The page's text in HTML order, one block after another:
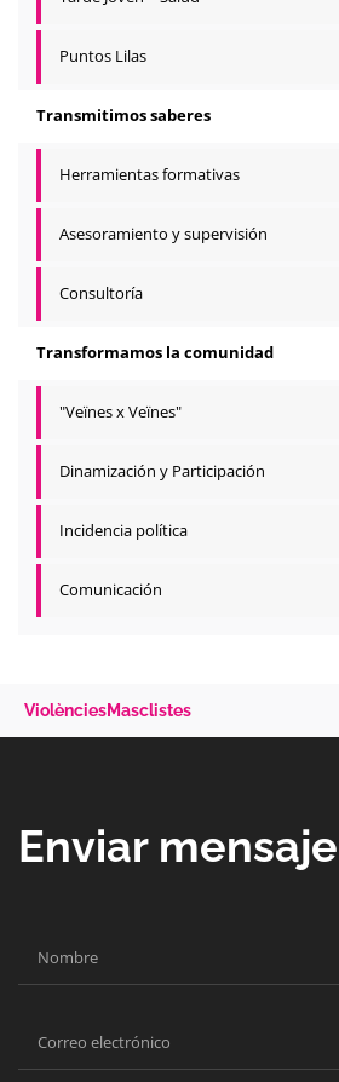
Puntos Lilas
Transmitimos saberes
Herramientas formativas
Asesoramiento y supervisión
Consultoría
Transformamos la comunidad
"Veïnes x Veïnes"
Dinamización y Participación
Incidencia política
Comunicación
ViolènciesMasclistes
Enviar mensaje_